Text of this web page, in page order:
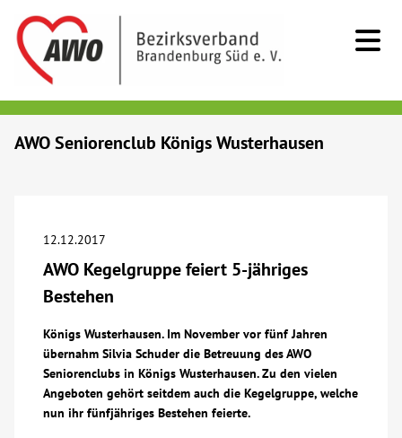
Beratung & Hilfe
Begegnung
Bildung
AWO Seniorenclub Königs Wusterhausen
12.12.2017
AWO Kegelgruppe feiert 5-jähriges
Bestehen
Königs Wusterhausen. Im November vor fünf Jahren
übernahm Silvia Schuder die Betreuung des AWO
Seniorenclubs in Königs Wusterhausen. Zu den vielen
Angeboten gehört seitdem auch die Kegelgruppe, welche
nun ihr fünfjähriges Bestehen feierte.